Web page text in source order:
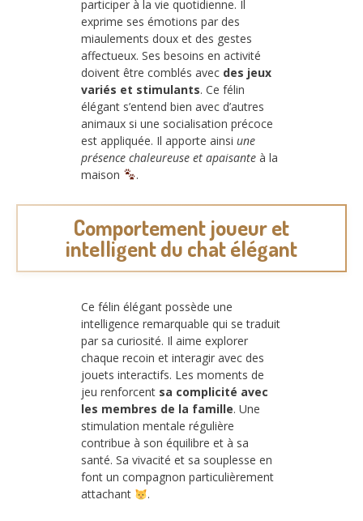
participer à la vie quotidienne. Il
exprime ses émotions par des
miaulements doux et des gestes
affectueux. Ses besoins en activité
doivent être comblés avec des jeux
variés et stimulants. Ce félin
élégant s’entend bien avec d’autres
animaux si une socialisation précoce
est appliquée. Il apporte ainsi une
présence chaleureuse et apaisante à la
maison
.
Comportement joueur et
intelligent du chat élégant
Ce félin élégant possède une
intelligence remarquable qui se traduit
par sa curiosité. Il aime explorer
chaque recoin et interagir avec des
jouets interactifs. Les moments de
jeu renforcent sa complicité avec
les membres de la famille. Une
stimulation mentale régulière
contribue à son équilibre et à sa
santé. Sa vivacité et sa souplesse en
font un compagnon particulièrement
attachant
.